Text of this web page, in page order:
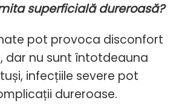
superficială dureroasă?
pot provoca disconfort
dar nu sunt întotdeauna
infecțiile severe pot
dureroase.